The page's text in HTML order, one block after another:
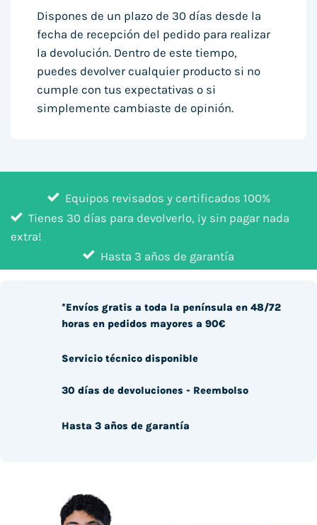
Dispones de un plazo de 30 días desde la
fecha de recepción del pedido para realizar
la devolución. Dentro de este tiempo,
puedes devolver cualquier producto si no
cumple con tus expectativas o si
simplemente cambiaste de opinión.
Equipos revisados y certificados 100%
Tienes 30 días para devolverlo, ¡y sin pagar nada
extra!
Hasta 3 años de garantía
*Envíos gratis a toda la península en 48/72
horas en pedidos mayores a 90€
Servicio técnico disponible
30 días de devoluciones - Reembolso
Hasta 3 años de garantía